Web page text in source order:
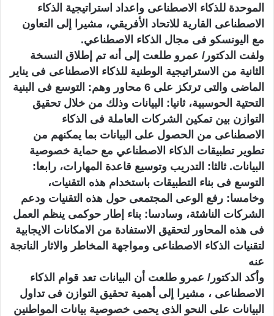
الموحدة للذكاء الاصطناعى واعداد استراتيجية الذكاء
الاصطناعى القارية للاتحاد الأفريقي، مشيرا إلى التعاون
مع اليونسكو فى مجال الذكاء الاصطناعي.
ولفت الدكتور/ عمرو طلعت إلى أنه تم إطلاق النسخة
الثانية من الاستراتيجية الوطنية للذكاء الاصطناعى فى يناير
الماضى والتى ترتكز على 6 محاور وهم: التوسع فى البنية
التحتية الحوسبية، ثانيا: البيانات وذلك من خلال تحقيق
التوازن بين تمكين الشركات العاملة فى الذكاء
الاصطناعى من الحصول على البيانات بما يمكنهم من
تطوير تطبيقات الذكاء الاصطناعي مع حماية خصوصية
البيانات. ثالثا: التدريب وتوسيع قاعدة المهارات، رابعا:
التوسع فى بناء التطبيقات باستخدام هذه التقنيات،
وخامسا: رفع الوعى المجتمعى حول هذه التقنيات ودعم
الشركات الناشئة، وسادسا: بناء إطار حوكمى ينظم العمل
فى هذه المحاور لتحقيق الاستفادة من الامكانات الايجابية
لتقنيات الذكاء الاصطناعى ومواجهة المخاطر والاثار الناتجة
عنه
وأكد الدكتور/ عمرو طلعت أن البيانات تعد قوام الذكاء
الاصطناعى ، مشيرا إلى أهمية تحقيق التوازن فى تداول
البيانات على النحو الذى يحمى خصوصية بيانات المواطنين